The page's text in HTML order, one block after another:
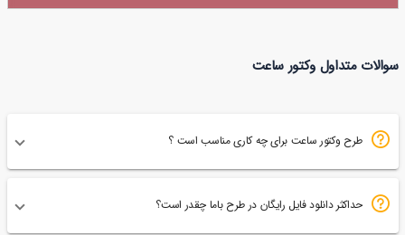
44
سوالات متداول وکتور ساعت
طرح وکتور ساعت برای چه کاری مناسب است ؟
حداکثر دانلود فایل رایگان در طرح باما چقدر است؟